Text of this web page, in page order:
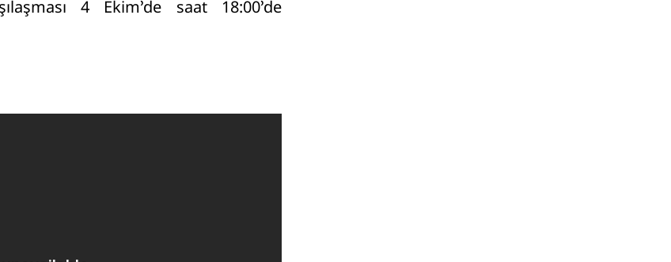
4 Ekim’de saat 18:00’de